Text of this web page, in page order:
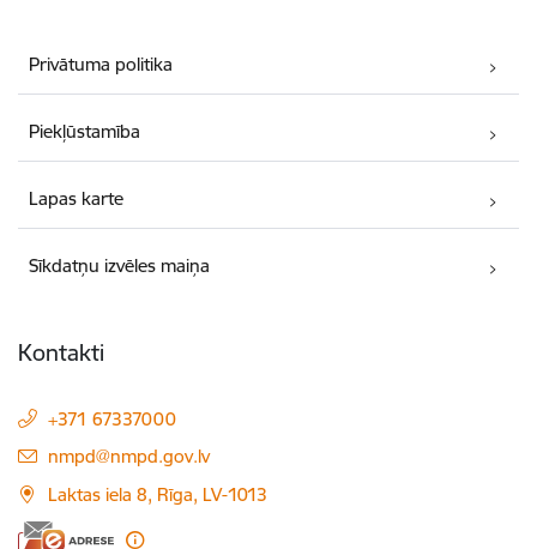
Privātuma politika
Piekļūstamība
Lapas karte
Sīkdatņu izvēles maiņa
Kontakti
+371 67337000
E-pasts:
nmpd@nmpd.gov.lv
Laktas iela 8, Rīga, LV-1013